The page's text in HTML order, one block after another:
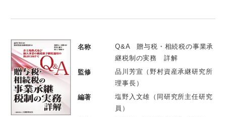
名称
Q&A 贈与税・相続税の事業承
継税制の実務 詳解
監修
品川芳宣（野村資産承継研究所
理事長）
編著
塩野入文雄（同研究所主任研究
員）